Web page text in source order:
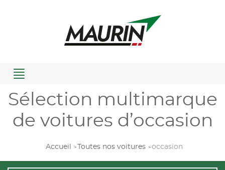
Menu
Sélection multimarque
de voitures d’occasion
Accueil Toutes nos voitures occasion